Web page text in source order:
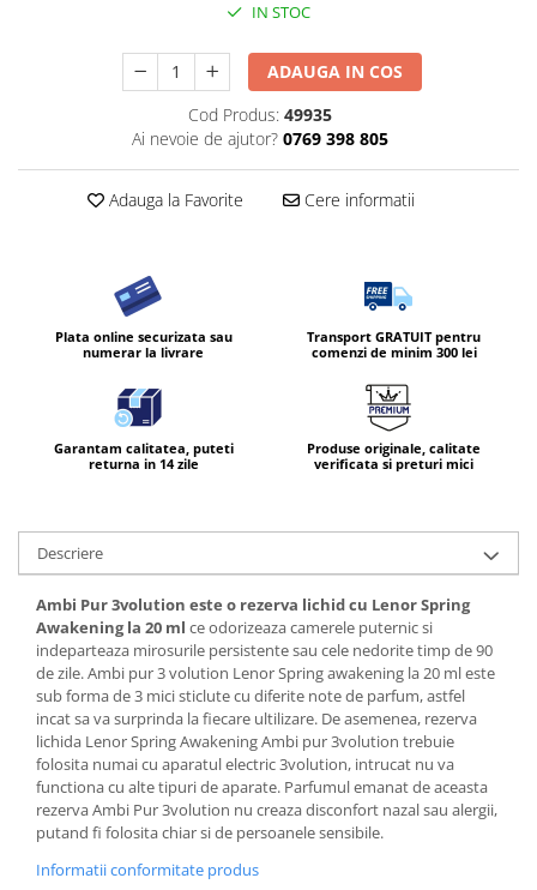
Combaterea Insectelor
Diverse produse de uz casnic
Servetele Umede Multisuprfete
Ingrijire Personala
Deo Incaltaminte
Igiena orala
Ingrijire intima
Produse pentru ras
Sapunuri
Spuma de baie
Ingrijirea parului
Balsam de par
Fixativ si spuma de par
Masca & Gel de par
Sampon
Vopsea de par
IN STOC
ADAUGA IN COS
Cod Produs: 49935
Ai nevoie de ajutor? 0769 398 805
Adauga la Favorite Cere informatii
Plata online securizata sau
numerar la livrare
Transport GRATUIT pentru
comenzi de minim 300 lei
Garantam calitatea, puteti
returna in 14 zile
Produse originale, calitate
verificata si preturi mici
Descriere
Ambi Pur 3volution este o rezerva lichid cu Lenor Spring
Awakening la 20 ml ce odorizeaza camerele puternic si
indeparteaza mirosurile persistente sau cele nedorite timp de 90
de zile. Ambi pur 3 volution Lenor Spring awakening la 20 ml este
sub forma de 3 mici sticlute cu diferite note de parfum, astfel
incat sa va surprinda la fiecare ultilizare. De asemenea, rezerva
lichida Lenor Spring Awakening Ambi pur 3volution trebuie
folosita numai cu aparatul electric 3volution, intrucat nu va
functiona cu alte tipuri de aparate. Parfumul emanat de aceasta
rezerva Ambi Pur 3volution nu creaza disconfort nazal sau alergii,
putand fi folosita chiar si de persoanele sensibile.
Informatii conformitate produs